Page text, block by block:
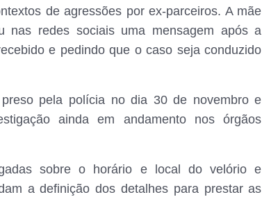
de agressões por ex-parceiros. A mãe
nas redes sociais uma mensagem após a
e pedindo que o caso seja conduzido
pela polícia no dia 30 de novembro e
ainda em andamento nos órgãos
sobre o horário e local do velório e
a definição dos detalhes para prestar as